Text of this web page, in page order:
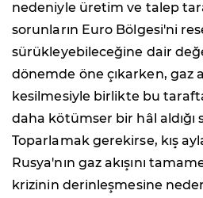
nedeniyle üretim ve talep
sorunların Euro Bölgesi'ni
sürükleyebileceğine dair
dönemde öne çıkarken, gaz
kesilmesiyle birlikte bu
daha kötümser bir hâl aldığı
Toparlamak gerekirse, kış
Rusya'nın gaz akışını
krizinin derinleşmesine